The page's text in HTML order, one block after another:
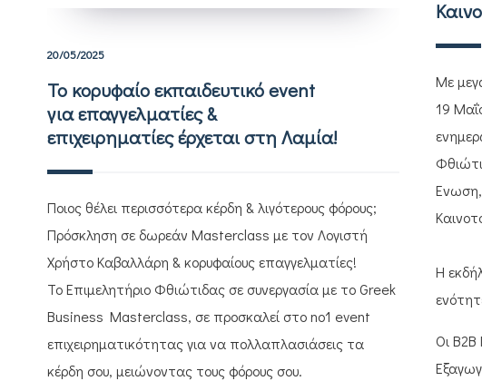
20/05/2025
Το κορυφαίο εκπαιδευτικό event
για επαγγελματίες &
επιχειρηματίες έρχεται στη Λαμία!
Ποιος θέλει περισσότερα κέρδη & λιγότερους φόρους;
Πρόσκληση σε δωρεάν Masterclass με τον Λογιστή
Χρήστο Καβαλλάρη & κορυφαίους επαγγελματίες!
Το Επιμελητήριο Φθιώτιδας σε συνεργασία με το Greek
Business Masterclass, σε προσκαλεί στο no1 event
επιχειρηματικότητας για να πολλαπλασιάσεις τα
κέρδη σου, μειώνοντας τους φόρους σου.
Με
19
Ένωση,
Η
Οι B2B